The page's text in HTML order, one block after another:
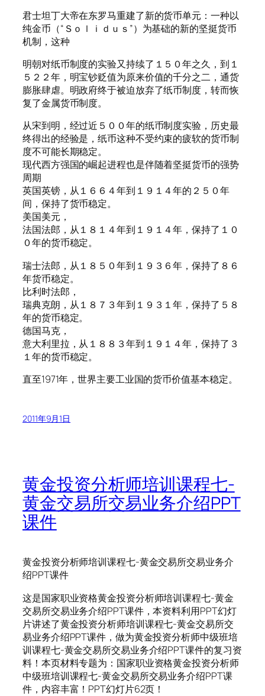
君士坦丁大帝在东罗马重建了新的货币单元：一种以
纯金币（“Ｓｏｌｉｄｕｓ”）为基础的新的坚挺货币
机制，这种
明朝对纸币制度的实验又持续了１５０年之久，到１
５２２年，明宝钞贬值为原来价值的千分之二，通货
膨胀肆虐。明政府终于被迫放弃了纸币制度，转而恢
复了金属货币制度。
从宋到明，经过近５００年的纸币制度实验，历史最
终得出的经验是，纸币这种不受约束的疲软的货币制
度不可能长期稳定。
现代西方强国的崛起进程也是伴随着坚挺货币的强势
周期
英国英镑，从１６６４年到１９１４年的２５０年
间，保持了货币稳定。
美国美元，
法国法郎，从１８１４年到１９１４年，保持了１０
０年的货币稳定。
瑞士法郎，从１８５０年到１９３６年，保持了８６
年货币稳定。
比利时法郎，
瑞典克朗，从１８７３年到１９３１年，保持了５８
年的货币稳定。
德国马克，
意大利里拉，从１８８３年到１９１４年，保持了３
１年的货币稳定。
直至1971年，世界主要工业国的货币价值基本稳定。
2011年9月1日
黄金投资分析师培训课程七-
黄金交易所交易业务介绍PPT
课件
黄金投资分析师培训课程七-黄金交易所交易业务介
绍PPT课件
这是国家职业资格黄金投资分析师培训课程七-黄金
交易所交易业务介绍PPT课件，本资料利用PPT幻灯
片讲述了黄金投资分析师培训课程七-黄金交易所交
易业务介绍PPT课件，做为黄金投资分析师中级班培
训课程七-黄金交易所交易业务介绍PPT课件的复习资
料！本页材料专题为：国家职业资格黄金投资分析师
中级班培训课程七-黄金交易所交易业务介绍PPT课
件，内容丰富！PPT幻灯片62页！